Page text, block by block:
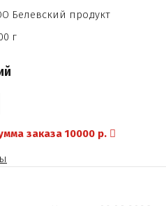
Белевский продукт
г
заказа 10000 р.